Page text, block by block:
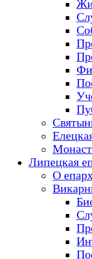
Липецкая
О